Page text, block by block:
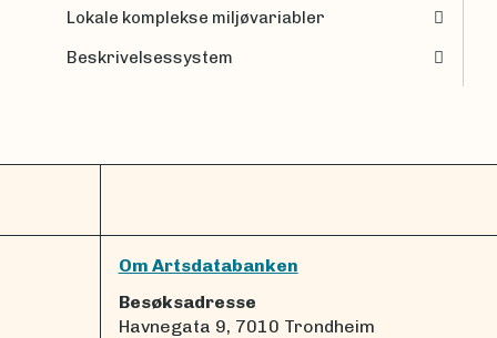
Lokale komplekse miljøvariabler
Beskrivelsessystem
Om Artsdatabanken
Besøksadresse
Havnegata 9, 7010 Trondheim